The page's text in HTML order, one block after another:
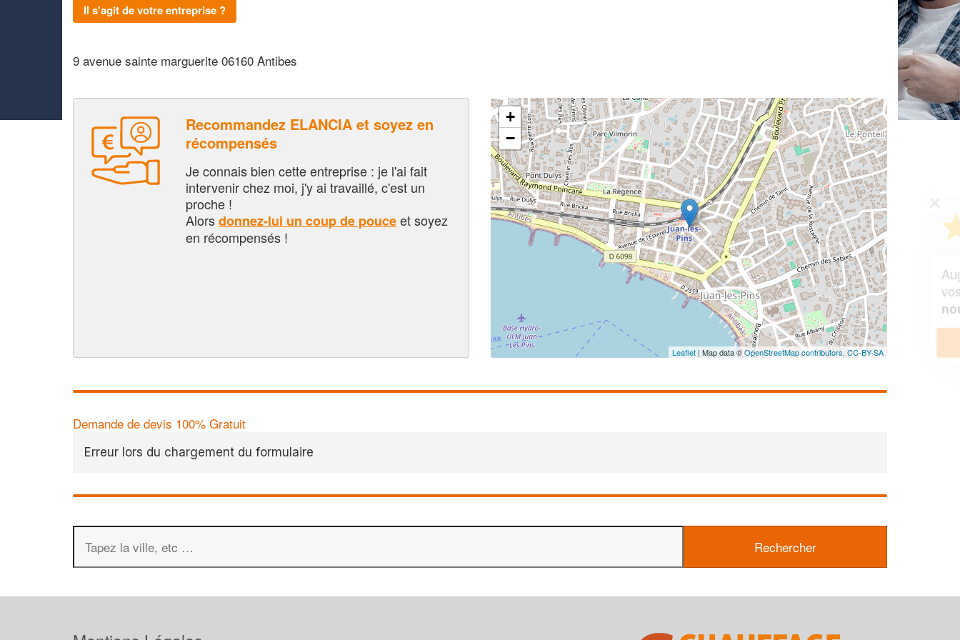
Il s'agit de votre entreprise ?
9 avenue sainte marguerite 06160 Antibes
Recommandez ELANCIA et soyez en
récompensés
Je connais bien cette entreprise : je l'ai fait
intervenir chez moi, j'y ai travaillé, c'est un
proche !
Alorsdonnez-lui un coup de pouceet soyez
en récompensés !
+
−
Leaflet | Map data ©OpenStreetMap contributors, CC-BY-SA
Demande de devis 100% Gratuit
Erreur lors du chargement du formulaire
✕
Vous êtes un
professionnel ?
Augmentez votrechiffre d'affaires
vosmargestout en gagnant de
nouveaux clients!
En savoir plus